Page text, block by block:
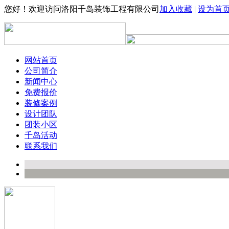
您好！欢迎访问洛阳千岛装饰工程有限公司 加入收藏 | 设为首
网站首页
公司简介
新闻中心
免费报价
装修案例
设计团队
团装小区
千岛活动
联系我们